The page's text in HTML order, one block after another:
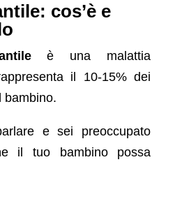
cos’è e
è una malattia
il 10-15% dei
bambino.
e sei preoccupato
il tuo bambino possa